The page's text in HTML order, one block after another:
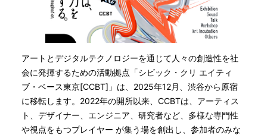
アートとデジタルテクノロジーを通じて人々の創造性を社
会に発揮するための活動拠点「シビック・クリ エイティ
ブ・ベース東京[CCBT]」は、2025年12月、渋谷から原宿
に移転します。2022年の開所以来、CCBTは、アーティス
ト、デザイナー、エンジニア、研究者など、多様な専門性
や視点をもつプレイヤー が集う場を創出し、参加者のみな